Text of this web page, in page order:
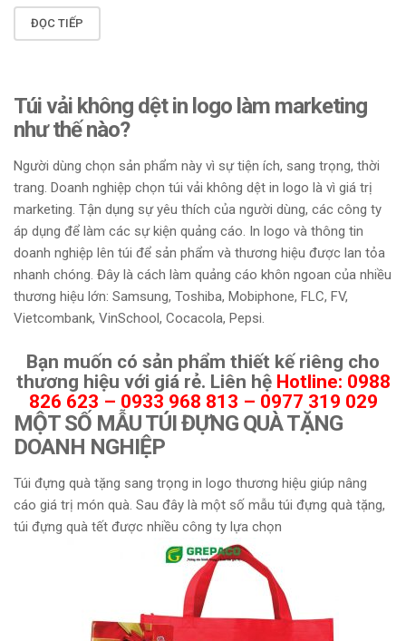
ĐỌC TIẾP
Túi vải không dệt in logo làm marketing
như thế nào?
Người dùng chọn sản phẩm này vì sự tiện ích, sang trọng, thời
trang. Doanh nghiệp chọn túi vải không dệt in logo là vì giá trị
marketing. Tận dụng sự yêu thích của người dùng, các công ty
áp dụng để làm các sự kiện quảng cáo. In logo và thông tin
doanh nghiệp lên túi để sản phẩm và thương hiệu được lan tỏa
nhanh chóng. Đây là cách làm quảng cáo khôn ngoan của nhiều
thương hiệu lớn: Samsung, Toshiba, Mobiphone, FLC, FV,
Vietcombank, VinSchool, Cocacola, Pepsi.
Bạn muốn có sản phẩm thiết kế riêng cho
thương hiệu với giá rẻ. Liên hệ Hotline: 0988
826 623 – 0933 968 813 – 0977 319 029
MỘT SỐ MẪU TÚI ĐỰNG QUÀ TẶNG
DOANH NGHIỆP
Túi đựng quà tặng sang trọng in logo thương hiệu giúp nâng
cáo giá trị món quà. Sau đây là một số mẫu túi đựng quà tặng,
túi đựng quà tết được nhiều công ty lựa chọn